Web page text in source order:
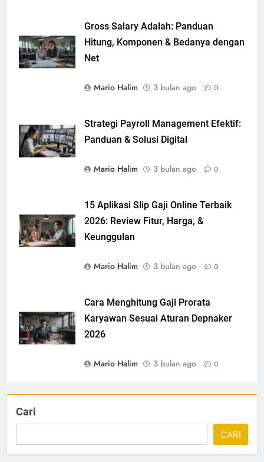
Gross Salary Adalah: Panduan
Hitung, Komponen & Bedanya dengan
Net
Mario Halim 3 bulan ago 0
Strategi Payroll Management Efektif:
Panduan & Solusi Digital
Mario Halim 3 bulan ago 0
15 Aplikasi Slip Gaji Online Terbaik
2026: Review Fitur, Harga, &
Keunggulan
Mario Halim 3 bulan ago 0
Cara Menghitung Gaji Prorata
Karyawan Sesuai Aturan Depnaker
2026
Mario Halim 3 bulan ago 0
Cari
CARI